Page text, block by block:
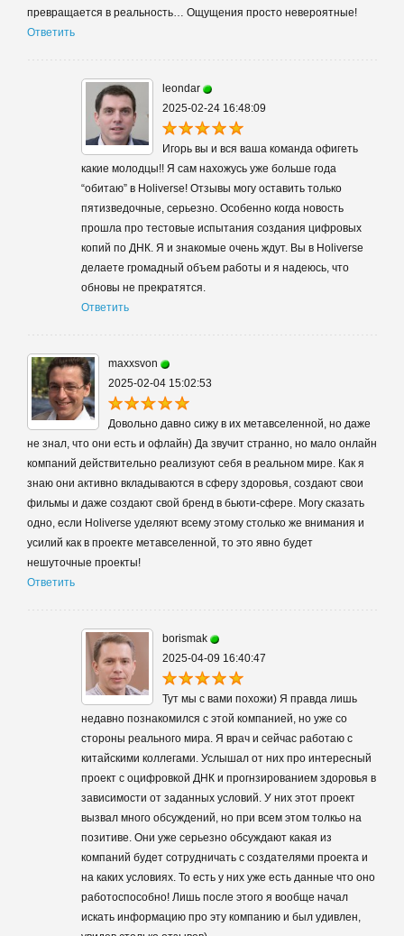
превращается в реальность… Ощущения просто невероятные!
Ответить
leondar
2025-02-24 16:48:09
Игорь вы и вся ваша команда офигеть
какие молодцы!! Я сам нахожусь уже больше года
“обитаю” в Holiverse! Отзывы могу оставить только
пятизведочные, серьезно. Особенно когда новость
прошла про тестовые испытания создания цифровых
копий по ДНК. Я и знакомые очень ждут. Вы в Holiverse
делаете громадный объем работы и я надеюсь, что
обновы не прекратятся.
Ответить
maxxsvon
2025-02-04 15:02:53
Довольно давно сижу в их метавселенной, но даже
не знал, что они есть и офлайн) Да звучит странно, но мало онлайн
компаний действительно реализуют себя в реальном мире. Как я
знаю они активно вкладываются в сферу здоровья, создают свои
фильмы и даже создают свой бренд в бьюти-сфере. Могу сказать
одно, если Holiverse уделяют всему этому столько же внимания и
усилий как в проекте метавселенной, то это явно будет
нешуточные проекты!
Ответить
borismak
2025-04-09 16:40:47
Тут мы с вами похожи) Я правда лишь
недавно познакомился с этой компанией, но уже со
стороны реального мира. Я врач и сейчас работаю с
китайскими коллегами. Услышал от них про интересный
проект с оцифровкой ДНК и прогнзированием здоровья в
зависимости от заданных условий. У них этот проект
вызвал много обсуждений, но при всем этом толкьо на
позитиве. Они уже серьезно обсуждают какая из
компаний будет сотрудничать с создателями проекта и
на каких условиях. То есть у них уже есть данные что оно
работоспособно! Лишь после этого я вообще начал
искать информацию про эту компанию и был удивлен,